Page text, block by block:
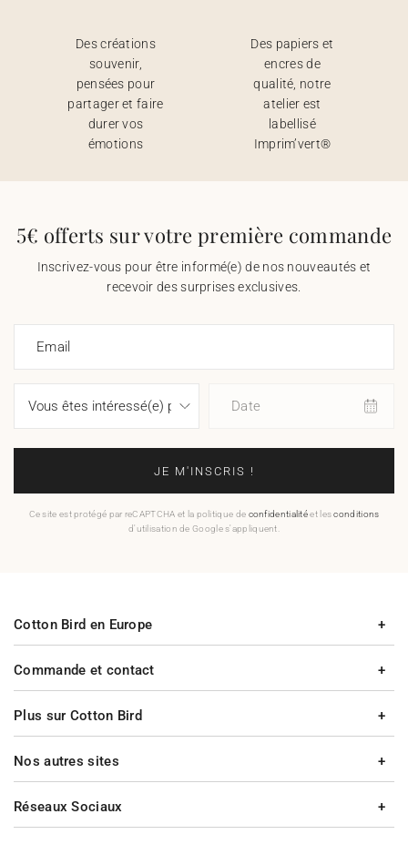
Des créations
souvenir,
pensées pour
partager et faire
durer vos
émotions
Des papiers et
encres de
qualité, notre
atelier est
labellisé
Imprim’vert®
5€ offerts sur votre première commande
Inscrivez-vous pour être informé(e) de nos nouveautés et
recevoir des surprises exclusives.
Email
Date
JE M'INSCRIS !
Ce site est protégé par reCAPTCHA et la politique de confidentialitéet lesconditions
d'utilisation de Google s'appliquent.
Commande et contact
Plus sur Cotton Bird
Cotton Bird en Europe
Nos autres sites
Réseaux Sociaux